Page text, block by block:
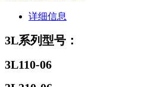
详细信息
3L系列型号：
3L110-06